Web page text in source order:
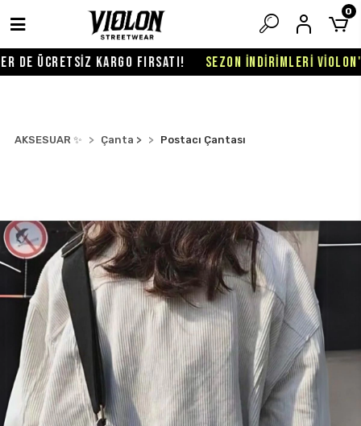
ÜCRETSİZ KARGO FIRSATI! SEZON İNDİRİMLERİ
0
AKSESUAR ✨ Çanta > Postacı Çantası